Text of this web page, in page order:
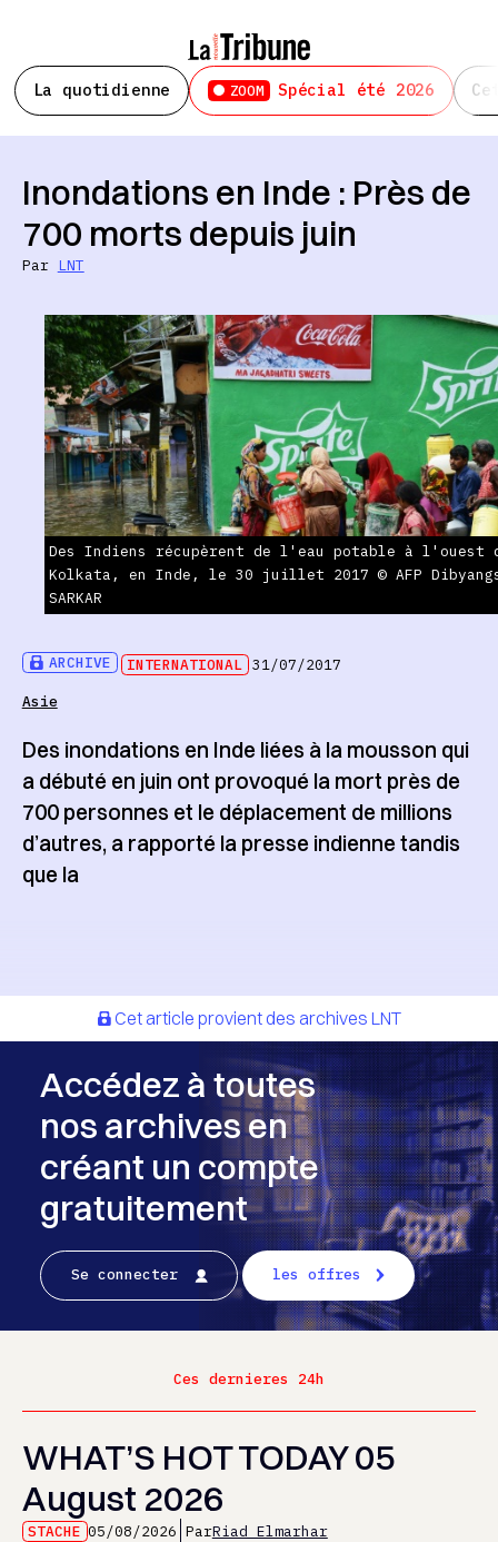
La quotidienne ZOOM Spécial été 2026
ARCHIVE INTERNATIONAL 31/07/2017
Asie
Inondations en Inde : Près de
700 morts depuis juin
Par LNT
Des Indiens récupèrent de l'eau potable à l'ouest
Kolkata, en Inde, le 30 juillet 2017 © AFP
SARKAR
Des inondations en Inde liées à la mousson qui
a débuté en juin ont provoqué la mort près de
700 personnes et le déplacement de millions
d’autres, a rapporté la presse indienne tandis
que la
Cet article provient des archives LNT
Accédez à toutes
nos archives en
créant un compte
gratuitement
Se connecter les offres
Ces dernieres 24h
WHAT’S HOT TODAY 05
August 2026
STACHE 05/08/2026 ParRiad Elmarhar